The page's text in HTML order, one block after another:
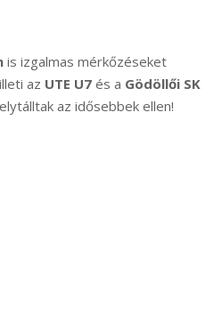
is izgalmas mérkőzéseket
az UTE U7 és a Gödöllői SK
az idősebbek ellen!